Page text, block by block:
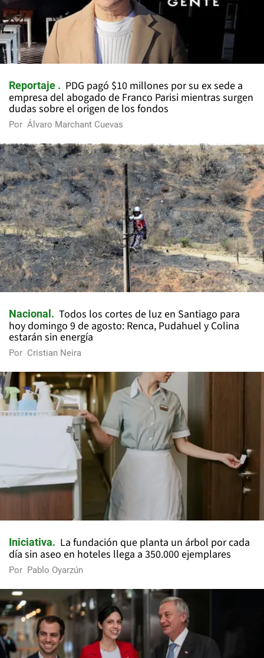
Reportaje
PDG pagó $10 millones por su ex sede a
empresa del abogado de Franco Parisi mientras surgen
dudas sobre el origen de los fondos
Por Álvaro Marchant Cuevas
Nacional
Todos los cortes de luz en Santiago para
hoy domingo 9 de agosto: Renca, Pudahuel y Colina
estarán sin energía
Por Cristian Neira
Iniciativa
La fundación que planta un árbol por cada
día sin aseo en hoteles llega a 350.000 ejemplares
Por Pablo Oyarzún